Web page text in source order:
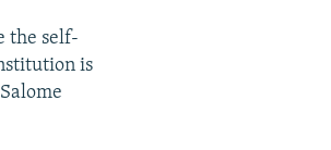
the self-
is